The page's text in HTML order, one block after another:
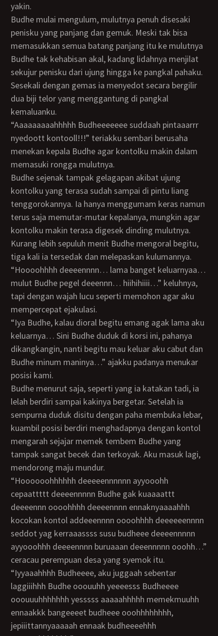
yakin.
Budhe mulai mengulum, mulutnya penuh disesaki
penisku yang panjang dan gemuk. Meski tak bisa
memasukkan semua batang panjang itu ke mulutnya
Budhe tak kehabisan akal, kadang lidahnya menjilat
sekujur penisku dari ujung hingga ke pangkal pahaku.
Sesekali dengan gemas ia menyedot secara bergilir
dua biji telor yang menggantung di pangkal
kemaluanku.
“Aaaaaaaaahhhhh Budheeeeeee suddaah pintaaarrr
nyedoott kontooll!!!” teriakku sembari berusaha
menekan kepala Budhe agar kontolku makin dalam
memasuki rongga mulutnya.
Budhe sejenak tampak gelagapan akibat ujung
kontolku yang terasa sudah sampai di pintu liang
tenggorokannya. Ia hanya menggumam keras namun
terus saja memutar-mutar kepalanya, mungkin agar
kontolku makin terasa digesek dinding mulutnya.
Kurang lebih sepuluh menit Budhe mengoral begitu,
tiga kali ia tersedak dan melepaskan kulumannya.
“Hoooohhhh deeeennnn… lama banget keluarnyaa…
mulut Budhe pegel deeennn… hiihihiiii…” keluhnya,
tapi dengan wajah lucu seperti memohon agar aku
mempercepat ejakulasi.
“Iya Budhe, kalau dioral begitu emang agak lama aku
keluarnya… Sini Budhe duduk di korsi ini, pahanya
dikangkangin, nanti begitu mau keluar aku cabut dan
Budhe minum maninya…” ajakku padanya menukar
posisi kami.
Budhe menurut saja, seperti yang ia katakan tadi, ia
lelah berdiri sampai kakinya bergetar. Setelah ia
sempurna duduk disitu dengan paha membuka lebar,
kuambil posisi berdiri menghadapnya dengan kontol
mengarah sejajar memek tembem Budhe yang
tampak sangat becek dan terkoyak. Aku masuk lagi,
mendorong maju mundur.
“Hoooooohhhhhh deeeeennnnnn ayyooohh
cepaattttt deeeennnnn Budhe gak kuaaaattt
deeeennn oooohhhh deeeennnn ennaknyaaaahhh
kocokan kontol addeeennnn oooohhhh deeeeeennnn
seddot yag kerraaassss susu budheee deeeennnnn
ayyooohhh deeeennnn buruaaan deeennnnn ooohh…”
ceracau perempuan desa yang syemok itu.
“Iyyaaahhhh Budheeee, aku juggaah sebentar
laggiiihhh Budhe ooouuhh yeeeesss Budheeee
ooouuuhhhhhhh yesssss aaaaahhhhh memekmuuhh
ennaakkk bangeeeet budheee ooohhhhhhhh,
jepiiittannyaaaaah ennaak budheeeehhh